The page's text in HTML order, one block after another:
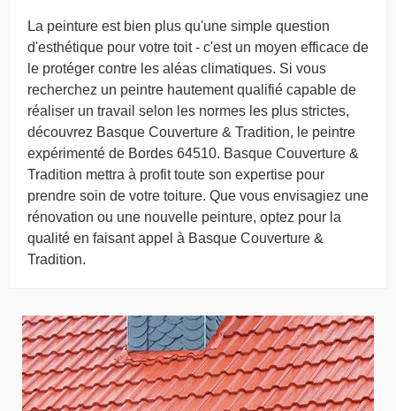
La peinture est bien plus qu'une simple question
d'esthétique pour votre toit - c'est un moyen efficace de
le protéger contre les aléas climatiques. Si vous
recherchez un peintre hautement qualifié capable de
réaliser un travail selon les normes les plus strictes,
découvrez Basque Couverture & Tradition, le peintre
expérimenté de Bordes 64510. Basque Couverture &
Tradition mettra à profit toute son expertise pour
prendre soin de votre toiture. Que vous envisagiez une
rénovation ou une nouvelle peinture, optez pour la
qualité en faisant appel à Basque Couverture &
Tradition.